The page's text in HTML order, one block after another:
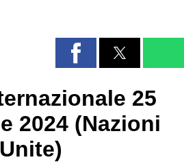
25
2024 (Nazioni
Unite)